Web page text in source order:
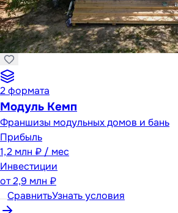
2формата
Модуль Кемп
Франшизы модульных домов и бань
Прибыль
1,2 млн ₽ / мес
Инвестиции
от2,9 млн ₽
СравнитьУзнать условия